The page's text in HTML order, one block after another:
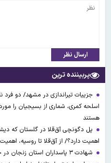
ارسال نظر
پربیننده ترین
جزییات تیراندازی در مشهد/ دو فرد
اسلحه کمری، شماری از بسیجیان را
هستند
پل دگونچی آق‌قلا در گلستان که
اهمیت دارد؟/ از آق‌قلا تا روسیه،
شهادت ۳ ‌پاسداران استان زنجان در حمله موشکی آمریکا